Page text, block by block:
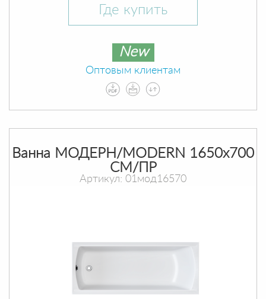
Где купить
New
Оптовым клиентам
Ванна МОДЕРН/MODERN 1650х700
СМ/ПР
Артикул: 01мод16570